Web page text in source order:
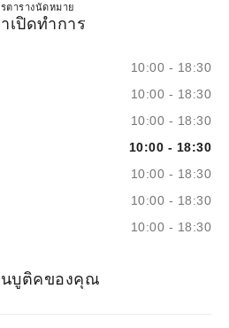
32-1167
ตารางนัดหมายCHANEL FRAGRANCE &
าเปิดทำการ
10:00 - 18:30
10:00 - 18:30
10:00 - 18:30
10:00 - 18:30
10:00 - 18:30
10:00 - 18:30
10:00 - 18:30
นบูติคของคุณ
าฬิกาและเครื่องประดับอัญมณี